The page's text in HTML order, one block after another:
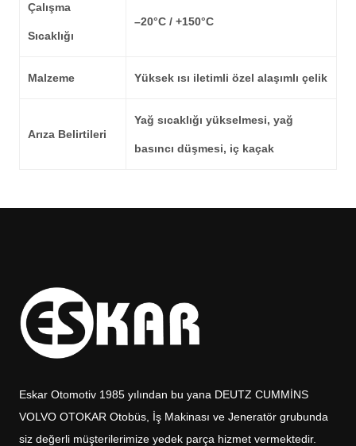
Çalışma
Sıcaklığı
–20°C / +150°C
Malzeme Yüksek ısı iletimli özel alaşımlı çelik
Arıza Belirtileri
Yağ sıcaklığı yükselmesi, yağ
basıncı düşmesi, iç kaçak
Eskar Otomotiv 1985 yılından bu yana DEUTZ CUMMİNS
VOLVO OTOKAR Otobüs, İş Makinası ve Jeneratör grubunda
siz değerli müşterilerimize yedek parça hizmet vermektedir.